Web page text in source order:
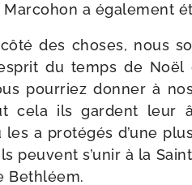
a éga­le­ment
des choses, nous
du temps de
pour­riez don­ner à
cela ils gardent leur
a pro­té­gés d’une
peuvent s’u­nir à la
Bethléem.